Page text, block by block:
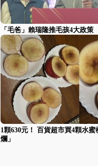
「毛爸」賴瑞隆推毛孩4大政
1顆630元！ 百貨超市買4顆水
爛」